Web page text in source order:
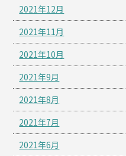
2021年12月
2021年11月
2021年10月
2021年9月
2021年8月
2021年7月
2021年6月